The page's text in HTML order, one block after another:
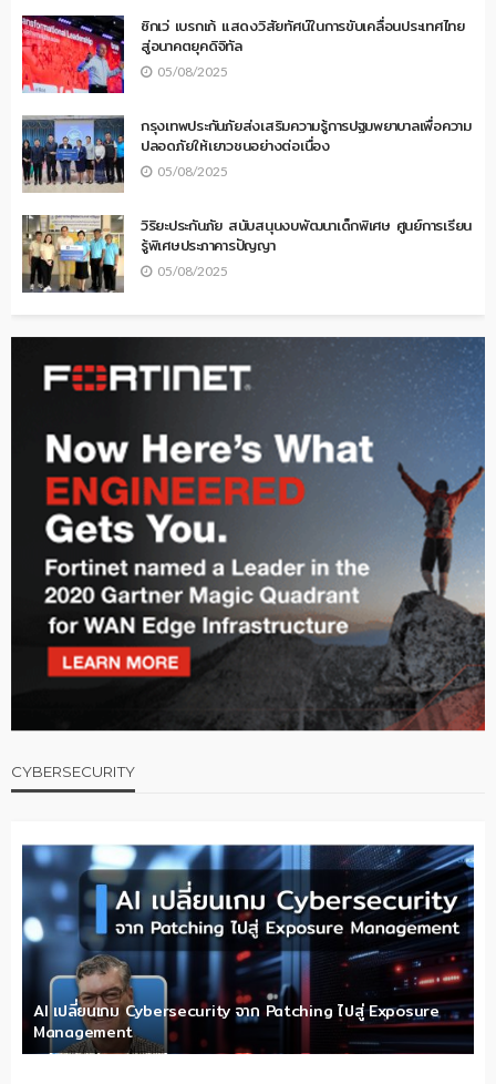
ซิกเว่ เบรกเก้ แสดงวิสัยทัศน์ในการขับเคลื่อนประเทศไทย
สู่อนาคตยุคดิจิทัล
05/08/2025
กรุงเทพประกันภัยส่งเสริมความรู้การปฐมพยาบาลเพื่อความ
ปลอดภัยให้เยาวชนอย่างต่อเนื่อง
05/08/2025
วิริยะประกันภัย สนับสนุนงบพัฒนาเด็กพิเศษ ศูนย์การเรียน
รู้พิเศษประภาคารปัญญา
05/08/2025
CYBERSECURITY
AI เปลี่ยนเกม Cybersecurity จาก Patching ไปสู่ Exposure
Management